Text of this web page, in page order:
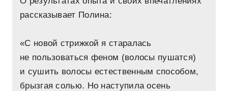
рассказывает Полина:
«С новой стрижкой я старалась
не пользоваться феном (волосы пушатся)
и сушить волосы естественным способом,
брызгая солью. Но наступила осень